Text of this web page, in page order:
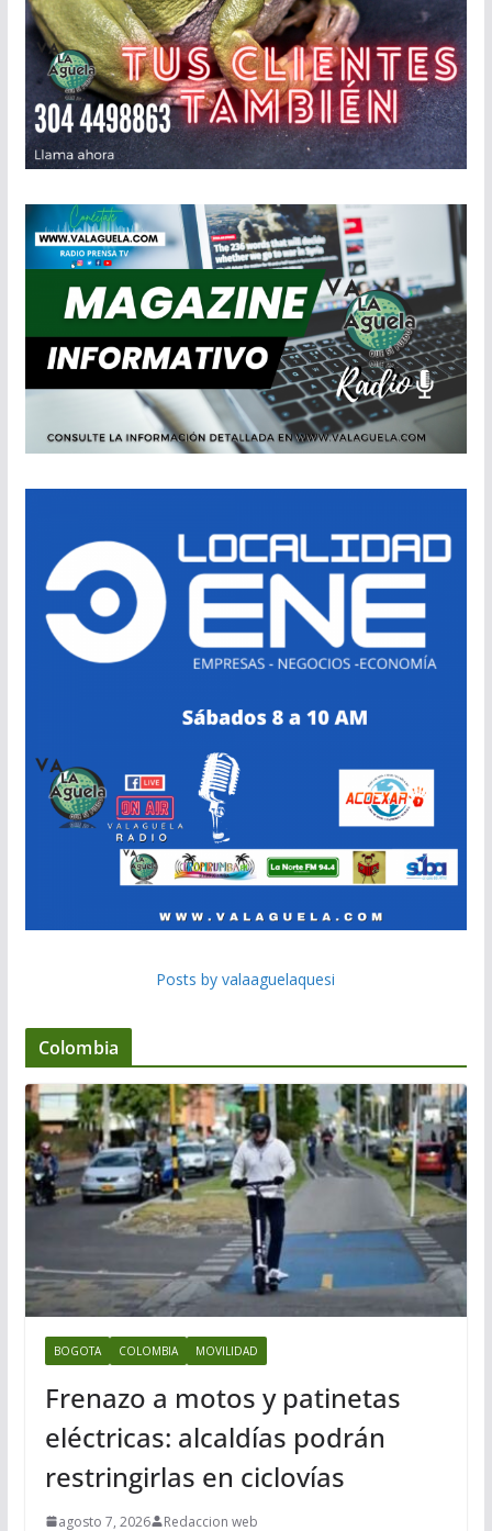
Posts by valaaguelaquesi
Colombia
BOGOTA COLOMBIA MOVILIDAD
Frenazo a motos y patinetas
eléctricas: alcaldías podrán
restringirlas en ciclovías
agosto 7, 2026 Redaccion web